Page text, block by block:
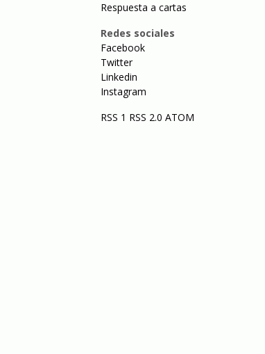
Respuesta a cartas
Redes sociales
Facebook
Twitter
Linkedin
Instagram
RSS 1 RSS 2.0 ATOM